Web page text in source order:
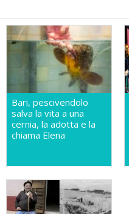
Bari, pescivendolo
salva la vita a una
cernia, la adotta e la
chiama Elena